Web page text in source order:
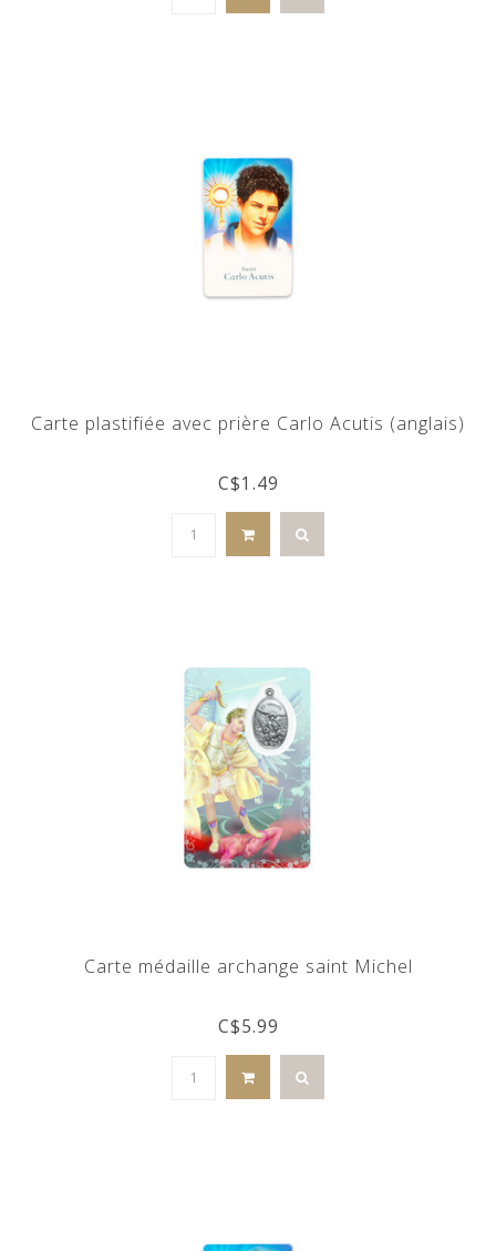
Carte plastifiée avec prière Carlo Acutis (anglais)
C$1.49
Carte médaille archange saint Michel
C$5.99